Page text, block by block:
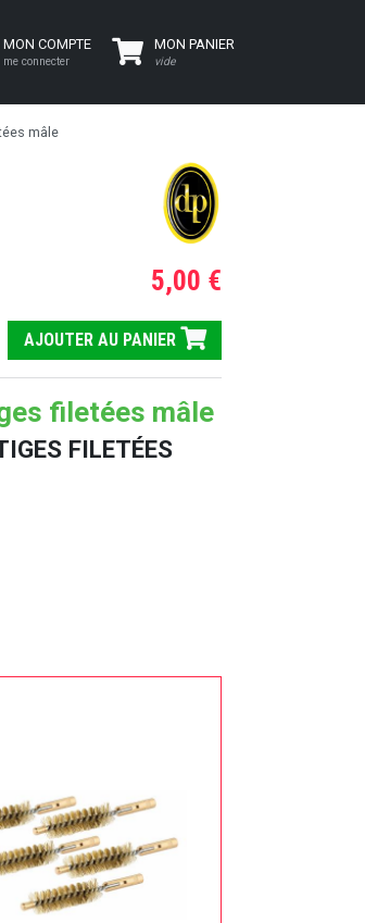
MON COMPTE
me connecter
MON PANIER
vide
mâle
5,00 €
AJOUTER AU PANIER
filetées mâle
FILETÉES